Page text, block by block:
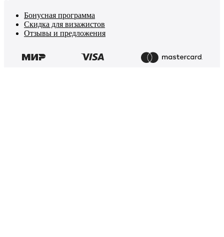
Бонусная программа
Скидка для визажистов
Отзывы и предложения